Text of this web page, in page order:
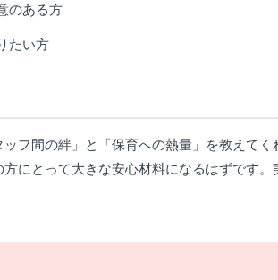
のある方
たい方
フ間の絆」と「保育への熱量」を教えて
にとって大きな安心材料になるはずです